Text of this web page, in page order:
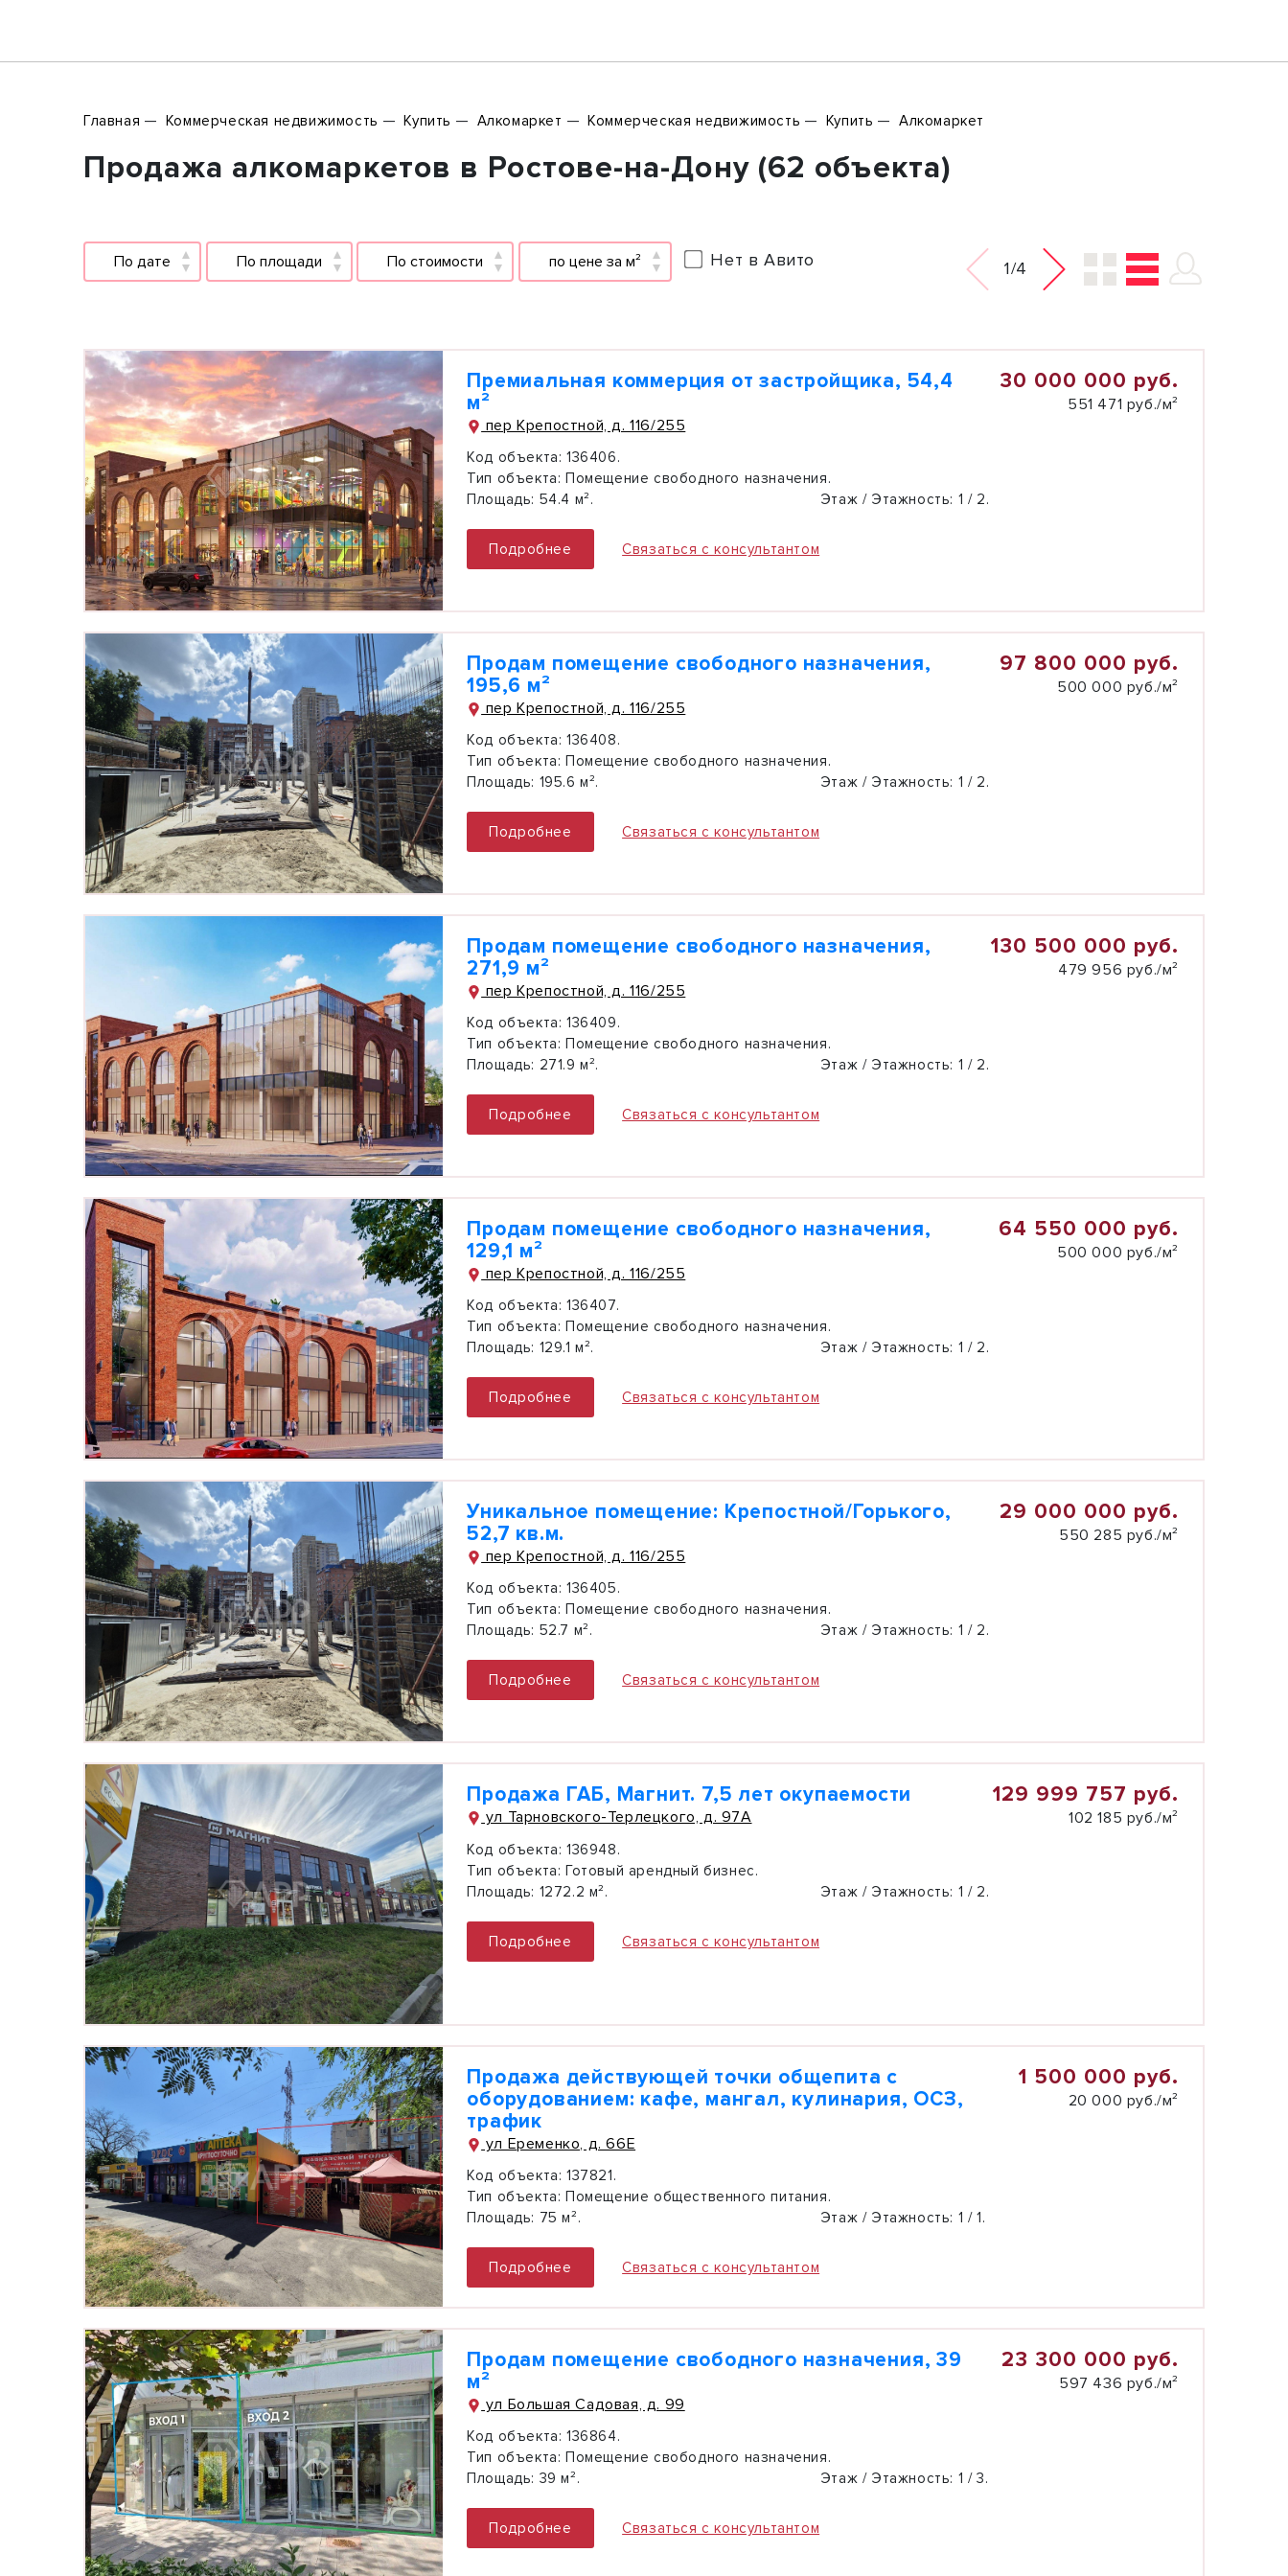
Главная Коммерческая недвижимость Купить Алкомаркет Коммерческая недвижимость Купить Алкомаркет
Продажа алкомаркетов в Ростове-на-Дону (62 объекта)
По дате По площади По стоимости по цене за м² Нет в Авито 1/4
Премиальная коммерция от застройщика, 54,4
м²
пер Крепостной, д. 116/255
30 000 000 руб.
551 471 руб./м²
Код объекта: 136406.
Тип объекта: Помещение свободного назначения.
Площадь: 54.4 м². Этаж / Этажность: 1 / 2.
Подробнее Связаться с консультантом
Продам помещение свободного назначения,
195,6 м²
пер Крепостной, д. 116/255
97 800 000 руб.
500 000 руб./м²
Код объекта: 136408.
Тип объекта: Помещение свободного назначения.
Площадь: 195.6 м². Этаж / Этажность: 1 / 2.
Подробнее Связаться с консультантом
Продам помещение свободного назначения,
271,9 м²
пер Крепостной, д. 116/255
130 500 000 руб.
479 956 руб./м²
Код объекта: 136409.
Тип объекта: Помещение свободного назначения.
Площадь: 271.9 м². Этаж / Этажность: 1 / 2.
Подробнее Связаться с консультантом
Продам помещение свободного назначения,
129,1 м²
пер Крепостной, д. 116/255
64 550 000 руб.
500 000 руб./м²
Код объекта: 136407.
Тип объекта: Помещение свободного назначения.
Площадь: 129.1 м². Этаж / Этажность: 1 / 2.
Подробнее Связаться с консультантом
Уникальное помещение: Крепостной/Горького,
52,7 кв.м.
пер Крепостной, д. 116/255
29 000 000 руб.
550 285 руб./м²
Код объекта: 136405.
Тип объекта: Помещение свободного назначения.
Площадь: 52.7 м². Этаж / Этажность: 1 / 2.
Подробнее Связаться с консультантом
Продажа ГАБ, Магнит. 7,5 лет окупаемости
ул Тарновского-Терлецкого, д. 97А
129 999 757 руб.
102 185 руб./м²
Код объекта: 136948.
Тип объекта: Готовый арендный бизнес.
Площадь: 1272.2 м². Этаж / Этажность: 1 / 2.
Подробнее Связаться с консультантом
Продажа действующей точки общепита с
оборудованием: кафе, мангал, кулинария, ОСЗ,
трафик
ул Еременко, д. 66Е
1 500 000 руб.
20 000 руб./м²
Код объекта: 137821.
Тип объекта: Помещение общественного питания.
Площадь: 75 м². Этаж / Этажность: 1 / 1.
Подробнее Связаться с консультантом
Продам помещение свободного назначения, 39
м²
ул Большая Садовая, д. 99
23 300 000 руб.
597 436 руб./м²
Код объекта: 136864.
Тип объекта: Помещение свободного назначения.
Площадь: 39 м². Этаж / Этажность: 1 / 3.
Подробнее Связаться с консультантом